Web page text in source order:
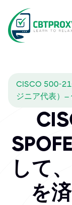
CISCO 500-
ジニア代表）–
して
を